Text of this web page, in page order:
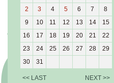
2
3 4 5 6 7
8
9
10 11 12 13 14
15
16
17 18 19 20 21
22
23
24 25 26 27 28
29
30
31
<< LAST NEXT >>